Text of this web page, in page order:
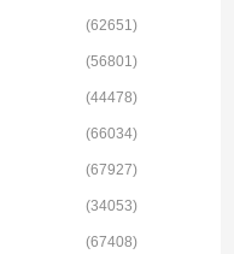
(62651)
(56801)
(44478)
(66034)
(67927)
(34053)
(67408)